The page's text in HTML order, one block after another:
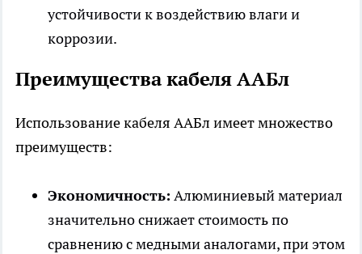
устойчивости к воздействию влаги и
коррозии.
Преимущества кабеля ААБл
Использование кабеля ААБл имеет множество
преимуществ:
Экономичность: Алюминиевый материал
значительно снижает стоимость по
сравнению с медными аналогами, при этом